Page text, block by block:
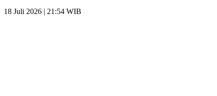
18 Juli 2026 | 21:54 WIB